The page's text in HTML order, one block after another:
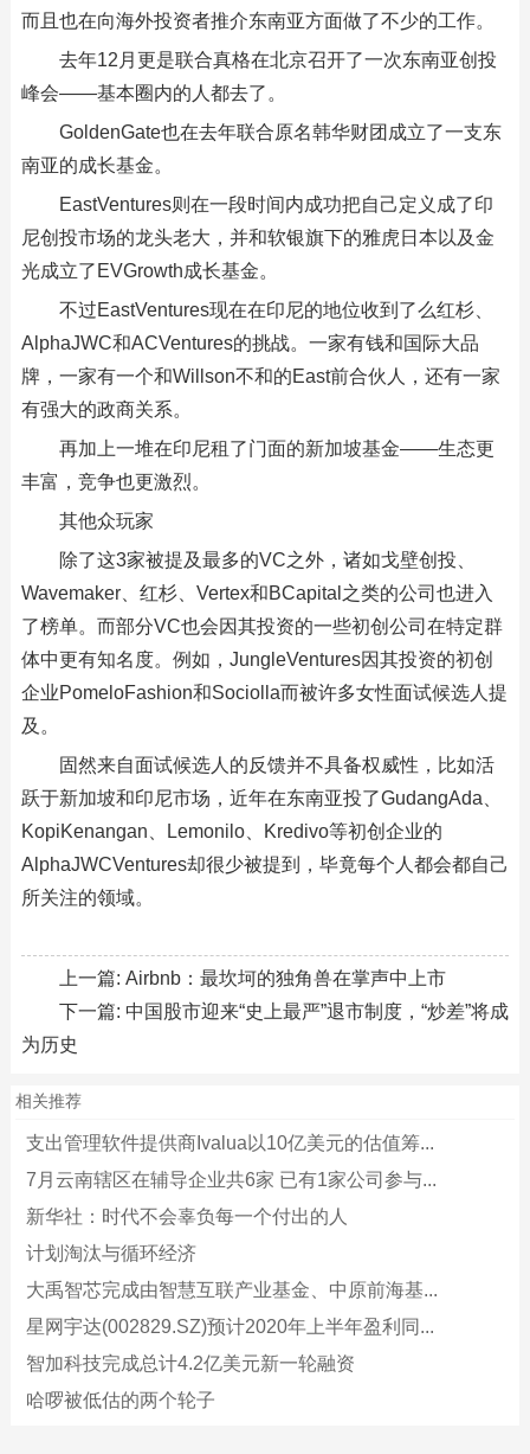
而且也在向海外投资者推介东南亚方面做了不少的工作。
去年12月更是联合真格在北京召开了一次东南亚创投
峰会——基本圈内的人都去了。
GoldenGate也在去年联合原名韩华财团成立了一支东
南亚的成长基金。
EastVentures则在一段时间内成功把自己定义成了印
尼创投市场的龙头老大，并和软银旗下的雅虎日本以及金
光成立了EVGrowth成长基金。
不过EastVentures现在在印尼的地位收到了么红杉、
AlphaJWC和ACVentures的挑战。一家有钱和国际大品
牌，一家有一个和Willson不和的East前合伙人，还有一家
有强大的政商关系。
再加上一堆在印尼租了门面的新加坡基金——生态更
丰富，竞争也更激烈。
其他众玩家
除了这3家被提及最多的VC之外，诸如戈壁创投、
Wavemaker、红杉、Vertex和BCapital之类的公司也进入
了榜单。而部分VC也会因其投资的一些初创公司在特定群
体中更有知名度。例如，JungleVentures因其投资的初创
企业PomeloFashion和Sociolla而被许多女性面试候选人提
及。
固然来自面试候选人的反馈并不具备权威性，比如活
跃于新加坡和印尼市场，近年在东南亚投了GudangAda、
KopiKenangan、Lemonilo、Kredivo等初创企业的
AlphaJWCVentures却很少被提到，毕竟每个人都会都自己
所关注的领域。
上一篇: Airbnb：最坎坷的独角兽在掌声中上市
下一篇: 中国股市迎来“史上最严”退市制度，“炒差”将成
为历史
相关推荐
支出管理软件提供商Ivalua以10亿美元的估值筹...
7月云南辖区在辅导企业共6家 已有1家公司参与...
新华社：时代不会辜负每一个付出的人
计划淘汰与循环经济
大禹智芯完成由智慧互联产业基金、中原前海基...
星网宇达(002829.SZ)预计2020年上半年盈利同...
智加科技完成总计4.2亿美元新一轮融资
哈啰被低估的两个轮子